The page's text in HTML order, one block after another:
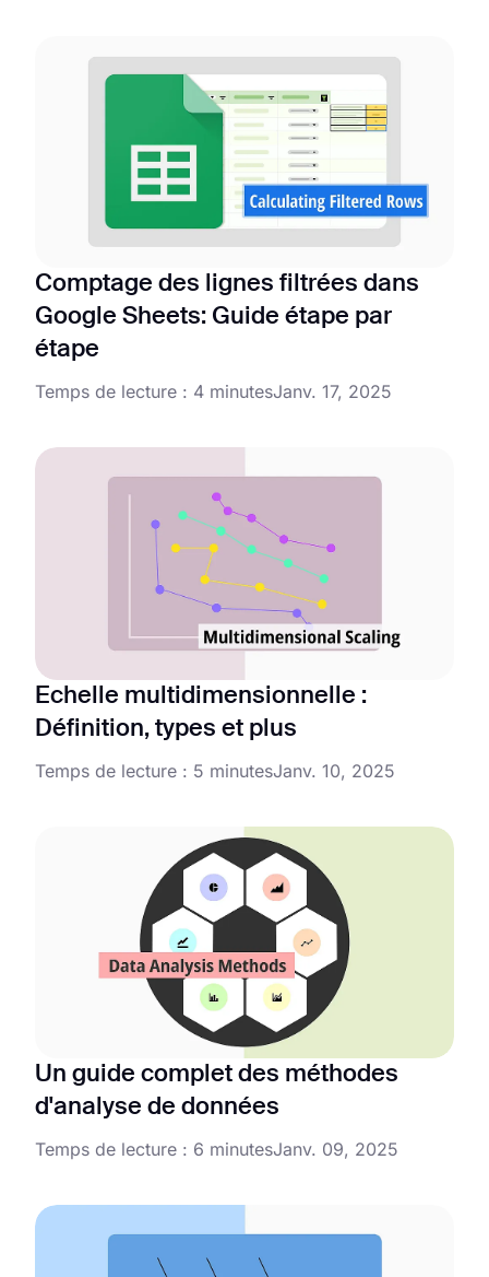
Comptage des lignes filtrées dans
Google Sheets: Guide étape par
étape
Temps de lecture : 4 minutesJanv. 17, 2025
Echelle multidimensionnelle :
Définition, types et plus
Temps de lecture : 5 minutesJanv. 10, 2025
Un guide complet des méthodes
d'analyse de données
Temps de lecture : 6 minutesJanv. 09, 2025